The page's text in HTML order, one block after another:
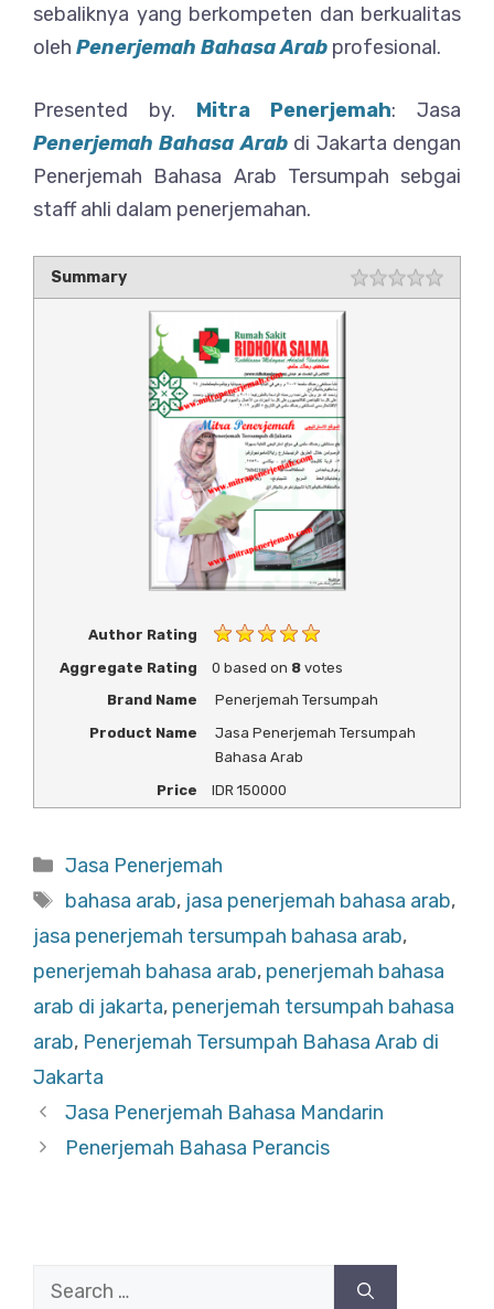
sebaliknya yang berkompeten dan berkualitas
oleh Penerjemah Bahasa Arab profesional.
Presented by. Mitra Penerjemah: Jasa
Penerjemah Bahasa Arabdi Jakarta dengan
Penerjemah Bahasa Arab Tersumpah sebgai
staff ahli dalam penerjemahan.
Summary
Author Rating
Aggregate Rating
0 based on 8votes
Brand Name
Penerjemah Tersumpah
Product Name
Jasa Penerjemah Tersumpah
Bahasa Arab
Price
IDR 150000
Categories
Jasa Penerjemah
Tags
bahasa arab, jasa penerjemah bahasa arab,
jasa penerjemah tersumpah bahasa arab,
penerjemah bahasa arab, penerjemah bahasa
arab di jakarta, penerjemah tersumpah bahasa
arab, Penerjemah Tersumpah Bahasa Arab di
Jakarta
Jasa Penerjemah Bahasa Mandarin
Penerjemah Bahasa Perancis
Search